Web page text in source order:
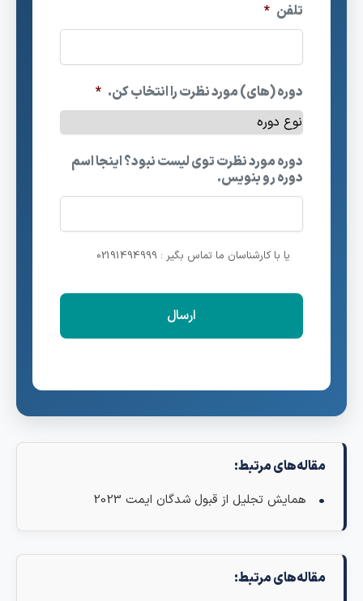
تلفن *
دوره (های) مورد نظرت را انتخاب کن. *
دوره مورد نظرت توی لیست نبود؟ اینجا اسم
دوره رو بنویس.
یا با کارشناسان ما تماس بگیر : 02191494999
مقاله‌های مرتبط:
همایش تجلیل از قبول شدگان ایمت 2023
مقاله‌های مرتبط: